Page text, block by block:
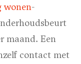
wonen-
maand. Een
contact met